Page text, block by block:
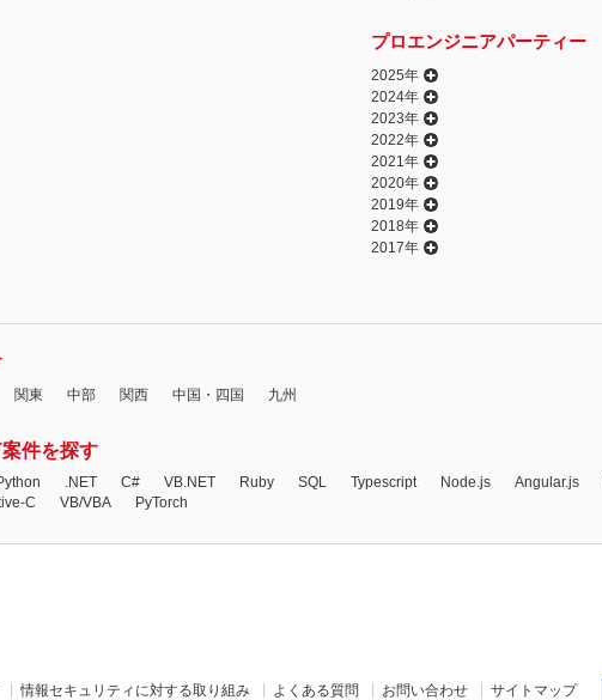
プロエンジニアパーティー
2025年
2024年
2023年
2022年
2021年
2020年
2019年
2018年
2017年
関東 中部 関西 中国・四国 九州
件を探す
.NET C# VB.NET Ruby SQL Typescript Node.js Angular.js
C VB/VBA PyTorch
情報セキュリティに対する取り組み よくある質問 お問い合わせ サイトマップ